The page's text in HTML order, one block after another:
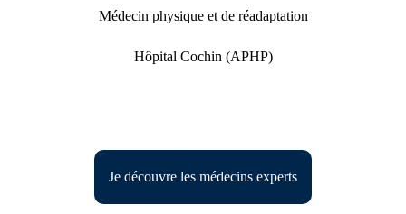
Médecin physique et de réadaptation
Hôpital Cochin (APHP)
Je découvre les médecins experts